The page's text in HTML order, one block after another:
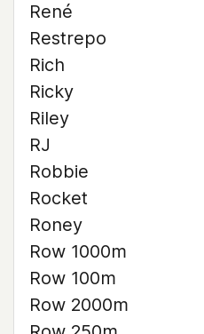
René
Restrepo
Rich
Ricky
Riley
RJ
Robbie
Rocket
Roney
Row 1000m
Row 100m
Row 2000m